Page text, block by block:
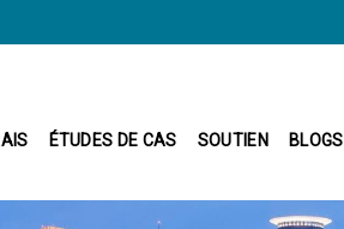
ÉTUDES DE CAS SOUTIEN BLOGS